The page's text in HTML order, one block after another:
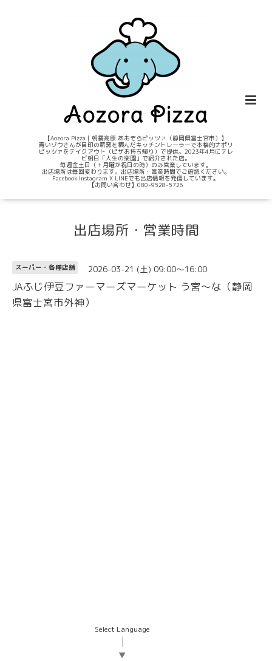
【Aozora Pizza｜朝霧高原 あおぞらピッツァ（静岡県富士宮市）】
青いゾウさんが目印の薪窯を積んだキッチントレーラーで本格的ナポリ
ピッツァをテイクアウト（ピザお持ち帰り）で提供。2023年4月にテレ
ビ朝日「人生の楽園」で紹介された店。
毎週金土日（＋月曜が祝日の時）のみ営業しています。
出店場所は毎回変わります。出店場所・営業時間でご確認ください。
Facebook Instagram X LINEでも出店情報を発信しています。
【お問い合わせ】080-9528-5726
出店場所・営業時間
スーパー・各種店舗 2026-03-21 (土) 09:00～16:00
JAふじ伊豆ファーマーズマーケット う宮〜な（静岡
県富士宮市外神）
Select Language
▼